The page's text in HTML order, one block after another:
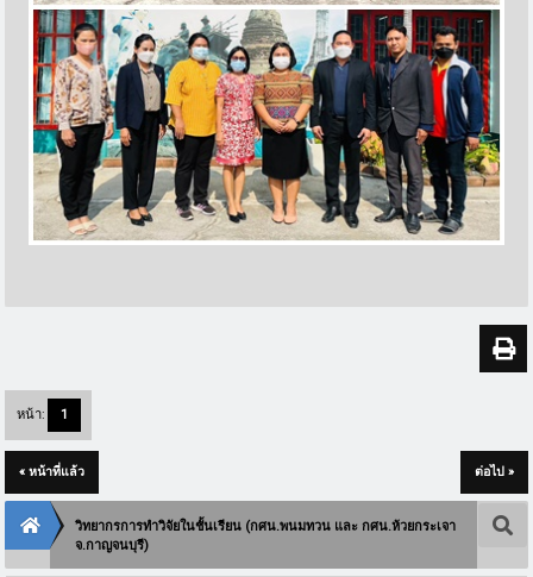
หน้า: 1
« หน้าที่แล้ว ต่อไป »
วิทยากรการทำวิจัยในชั้นเรียน (กศน.พนมทวน และ กศน.ห้วยกระเจา
จ.กาญจนบุรี)